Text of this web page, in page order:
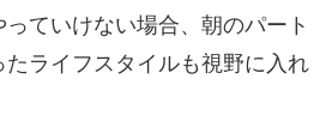
ていけない場合、朝のパート
ライフスタイルも視野に入れ